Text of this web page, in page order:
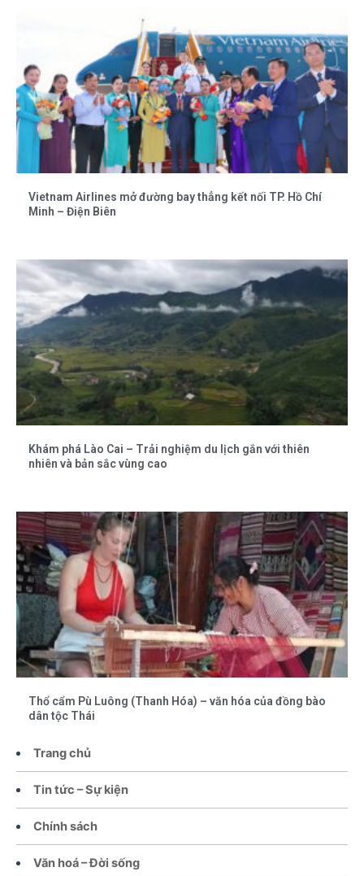
Trang chủ
Tin tức – Sự kiện
Chính sách
Văn hoá – Đời sống
Vietnam Airlines mở đường bay thẳng kết nối TP. Hồ Chí
Minh – Điện Biên
Khám phá Lào Cai – Trải nghiệm du lịch gắn với thiên
nhiên và bản sắc vùng cao
Thổ cẩm Pù Luông (Thanh Hóa) – văn hóa của đồng bào
dân tộc Thái